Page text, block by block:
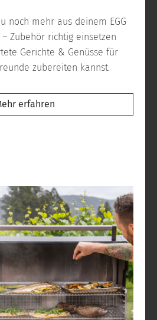
noch mehr aus deinem EGG
Zubehör richtig einsetzen
Gerichte & Genüsse für
zubereiten kannst.
erfahren